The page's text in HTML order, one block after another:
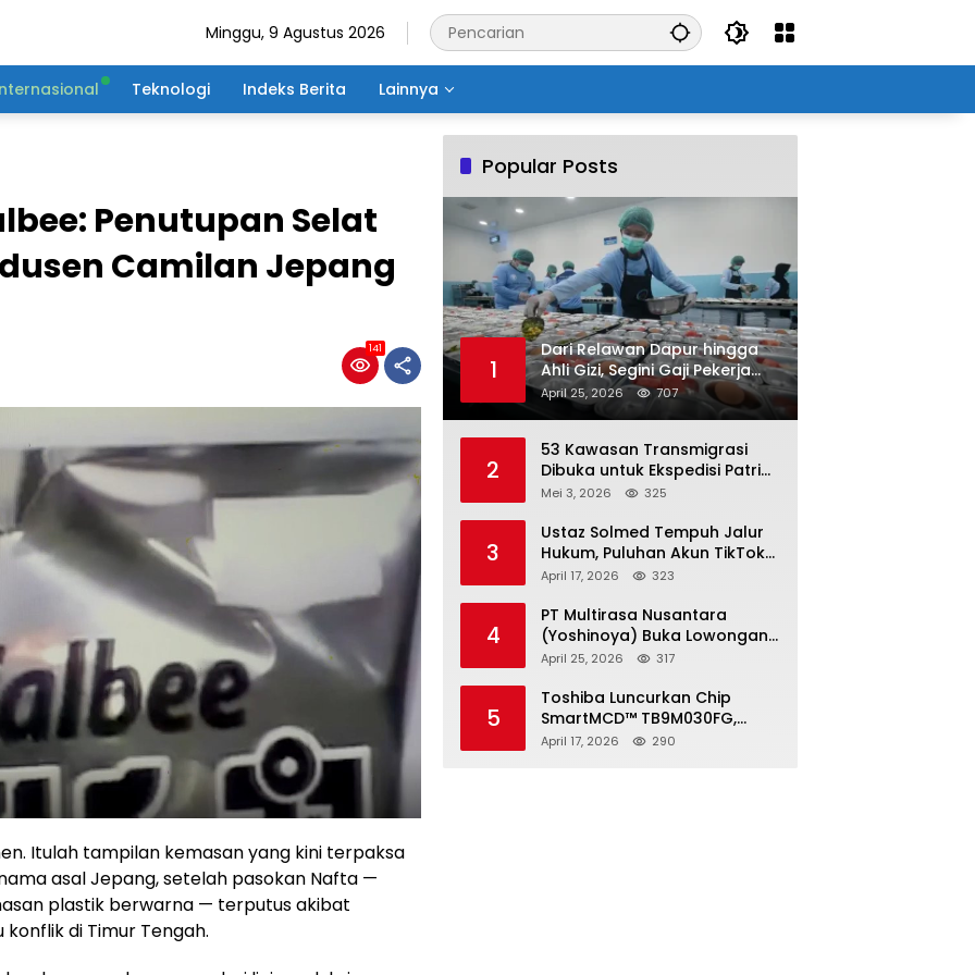
Minggu, 9 Agustus 2026
Teknologi Indeks Berita Lainnya
Penutupan Selat
Camilan Jepang
141
Itulah tampilan kemasan yang kini terpaksa
asal Jepang, setelah pasokan Nafta —
plastik berwarna — terputus akibat
di Timur Tengah.
Popular Posts
1
Dari Relawan Dapur hingga
Ahli Gizi, Segini Gaji Pekerja
Program MBG yang Kini Serap
Hampir Sejuta Tenaga Kerja
April 25, 2026 707
2
53 Kawasan Transmigrasi
Dibuka untuk Ekspedisi Patriot
2026, Pendaftaran Ditutup 21
Mei 3, 2026 325
3
Ustaz Solmed Tempuh Jalur
Hukum, Puluhan Akun TikTok
dan Instagram Dilaporkan
April 17, 2026 323
4
PT Multirasa Nusantara
(Yoshinoya) Buka Lowongan
Operator Warehouse 2026,
April 25, 2026 317
5
Toshiba Luncurkan Chip
SmartMCD™ TB9M030FG,
Solusi Motor Otomotif Tanpa
April 17, 2026 290